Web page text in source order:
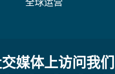
媒体上访问我们